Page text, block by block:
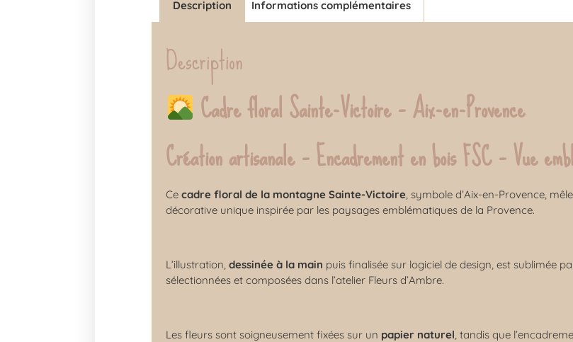
Description Informations complémentaires
Description
Cadre floral Sainte-Victoire – Aix-en-Provence
Création artisanale – Encadrement en bois FSC – Vue
Cecadre floral de la montagne Sainte-Victoire , symbole d’Aix-en-Provence,
décorative unique inspirée par les paysages emblématiques de la Provence.
L’illustration,dessinée à la main puis finalisée sur logiciel de design, est sublimée
sélectionnées et composées dans l’atelier Fleurs d’Ambre.
Les fleurs sont soigneusement fixées sur un papier naturel , tandis que